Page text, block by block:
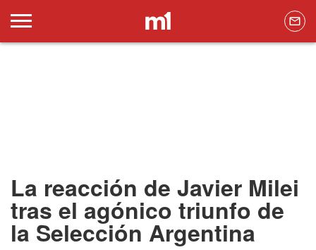
La reacción de Javier Milei
tras el agónico triunfo de
la Selección Argentina